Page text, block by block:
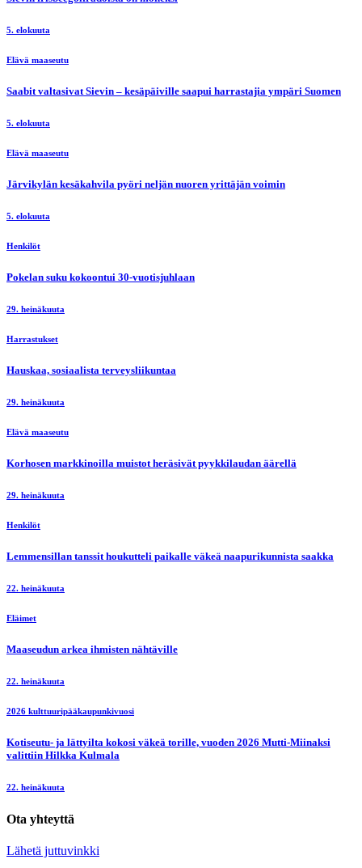
5. elokuuta
Elävä maaseutu
Saabit valtasivat Sievin – kesäpäiville saapui harrastajia ympäri Suomen
5. elokuuta
Elävä maaseutu
Järvikylän kesäkahvila pyöri neljän nuoren yrittäjän voimin
5. elokuuta
Henkilöt
Pokelan suku kokoontui 30-vuotisjuhlaan
29. heinäkuuta
Harrastukset
Hauskaa, sosiaalista terveysliikuntaa
29. heinäkuuta
Elävä maaseutu
Korhosen markkinoilla muistot heräsivät pyykkilaudan äärellä
29. heinäkuuta
Henkilöt
Lemmensillan tanssit houkutteli paikalle väkeä naapurikunnista saakka
22. heinäkuuta
Eläimet
Maaseudun arkea ihmisten nähtäville
22. heinäkuuta
2026 kulttuuripääkaupunkivuosi
Kotiseutu- ja lättyilta kokosi väkeä torille, vuoden 2026 Mutti-Miinaksi
valittiin Hilkka Kulmala
22. heinäkuuta
Ota yhteyttä
Lähetä juttuvinkki